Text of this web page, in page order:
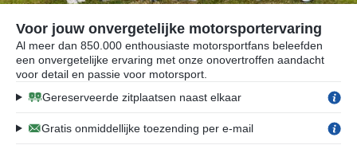
Voor jouw onvergetelijke motorsportervaring
Al meer dan 850.000 enthousiaste motorsportfans beleefden
een onvergetelijke ervaring met onze onovertroffen aandacht
voor detail en passie voor motorsport.
Gereserveerde zitplaatsen naast elkaar
Gratis onmiddellijke toezending per e-mail